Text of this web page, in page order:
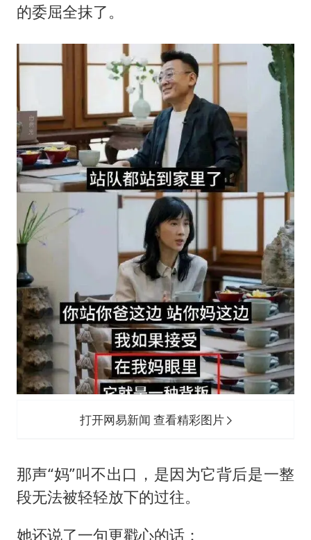
的委屈全抹了。
打开网易新闻 查看精彩图片
那声“妈”叫不出口，是因为它背后是一整
段无法被轻轻放下的过往。
她还说了一句更戳心的话：